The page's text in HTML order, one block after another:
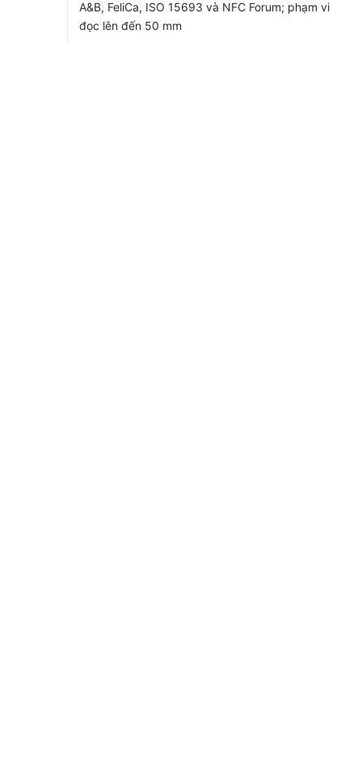
A&B, FeliCa, ISO 15693 và NFC Forum; phạm vi
đọc lên đến 50 mm